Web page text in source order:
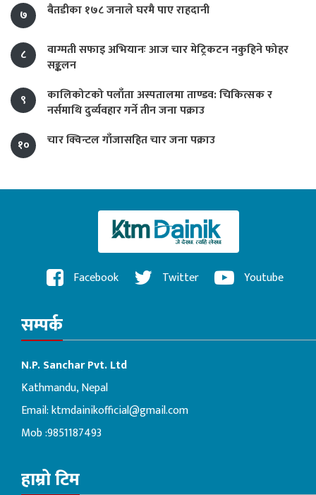
७ बैतडीका १७८ जनाले घरमै पाए राहदानी
८
वाग्मती सफाइ अभियानः आज चार मेट्रिकटन नकुहिने फोहर
सङ्कलन
९
कालिकोटको पलाँता अस्पतालमा ताण्डव: चिकित्सक र
नर्समाथि दुर्व्यवहार गर्ने तीन जना पक्राउ
१०
चार क्विन्टल गाँजासहित चार जना पक्राउ
Facebook Twitter Youtube
सम्पर्क
N.P. Sanchar Pvt. Ltd
Kathmandu, Nepal
Email:ktmdainikofficial@gmail.com
Mob :9851187493
हाम्रो टिम